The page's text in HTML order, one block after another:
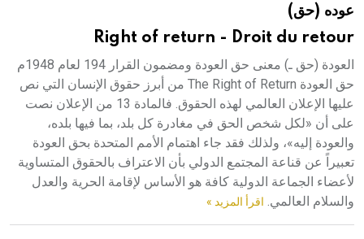
هيئة الموسوعة العربية تطلق موسوعات جديدة في عام 2026عوده (حق)
Right of return - Droit du retour
العودة (حق ـ) معنى حق العودة ومضمون القرار 194 لعام 1948م
حق العودة The Right of Return من أبرز حقوق الإنسان التي نص
عليها الإعلان العالمي لهذه الحقوق. فالمادة 13 من الإعلان نصت
على أن «لكل شخص الحق في مغادرة كل بلد، بما فيها بلده،
والعودة إليه»، ولذلك فقد جاء اهتمام الأمم المتحدة بحق العودة
تعبيراً عن قناعة المجتمع الدولي بأن الاعتراف بالحقوق المتساوية
لأعضاء الجماعة الدولية كافة هو الأساس لإقامة الحرية والعدل
والسلام العالمي. اقرأ المزيد »